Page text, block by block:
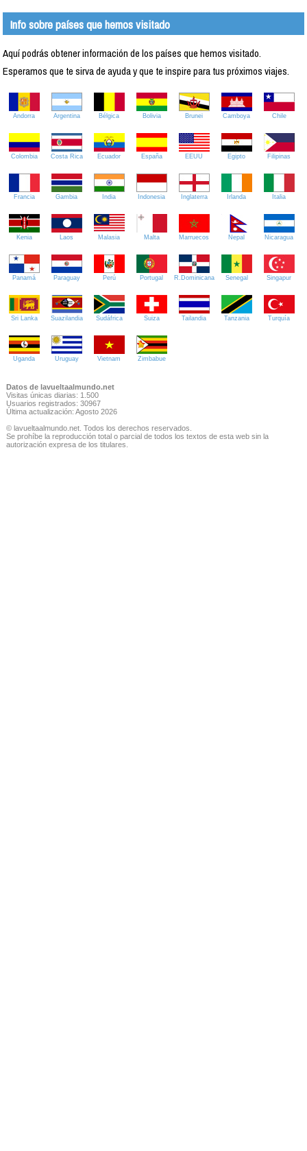
Info sobre países que hemos visitado
Aquí podrás obtener información de los países que hemos visitado.
Esperamos que te sirva de ayuda y que te inspire para tus próximos viajes.
Andorra Argentina Bélgica Bolivia Brunei Camboya Chile
Colombia Costa Rica Ecuador España EEUU Egipto Filipinas
Francia Gambia India Indonesia Inglaterra Irlanda Italia
Kenia Laos Malasia Malta Marruecos Nepal Nicaragua
Panamá Paraguay Perú Portugal R.Dominicana Senegal Singapur
Sri Lanka Suazilandia Sudáfrica Suiza Tailandia Tanzania Turquía
Uganda Uruguay Vietnam Zimbabue
Datos de lavueltaalmundo.net
Visitas únicas diarias: 1.500
Usuarios registrados: 30967
Última actualización: Agosto 2026
© lavueltaalmundo.net. Todos los derechos reservados.
Se prohíbe la reproducción total o parcial de todos los textos de esta web sin la
autorización expresa de los titulares.